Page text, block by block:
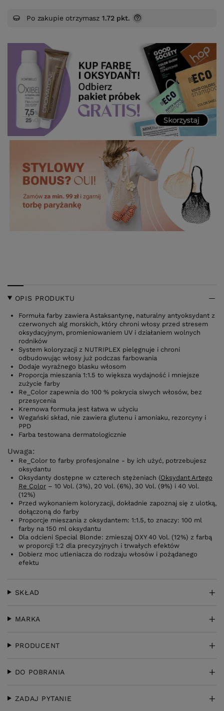
Po zakupie otrzymasz1.72 pkt.
OPIS PRODUKTU
Formuła farby zawiera Astaksantynę, naturalny antyoksydant z
czerwonych alg morskich, który chroni włosy przed stresem
oksydacyjnym, promieniowaniem UV i działaniem wolnych
rodników
System koloryzacji z NUTRIPLEX pielęgnuje i chroni
odbudowując włosy już podczas farbowania
Dodaje wyraźnego blasku włosom
Proporcja mieszania 1:1.5 to większa wydajność i mniejsze
zużycie farby
Re_Color zapewnia do 100 % pokrycia siwych włosów, bez
przesycenia
Kremowa formuła jest łatwa w użyciu
Wegański skład, nie zawiera glutenu i amoniaku, rezorcyny i
PPD
Farba testowana dermatologicznie
Uwaga:
Re_Color to farby profesjonalne - by ich użyć, potrzebujesz
oksydantu
Oksydanty dostępne w czterech stężeniach (Oksydant Artego
Re Color – 10 Vol. (3%), 20 Vol. (6%), 30 Vol. (9%) i 40 Vol.
(12%)
Przed wykonaniem koloryzacji, dokładnie zapoznaj się z ulotką,
dołączoną do farby
Proporcje mieszania z oksydantem: 1:1.5, to znaczy: 100 ml
farby na 150 ml oksydantu
Dla odcieni Special Blonde: zmieszaj OXY 40 Vol. (12%) z farbą
w proporcji 1:2 dla precyzyjnych i trwałych efektów
Dobierz moc utleniacza do rodzaju włosów i pożądanego
efektu
SKŁAD
MARKA
PRODUCENT
DO POBRANIA
ZADAJ PYTANIE